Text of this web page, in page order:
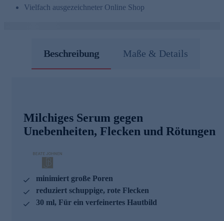
Vielfach ausgezeichneter Online Shop
Beschreibung Maße & Details
Milchiges Serum gegen
Unebenheiten, Flecken und Rötungen
minimiert große Poren
reduziert schuppige, rote Flecken
30 ml, Für ein verfeinertes Hautbild